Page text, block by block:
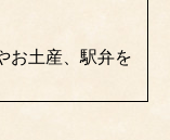
お土産、駅弁を